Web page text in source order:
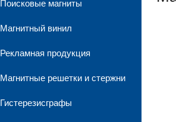
Поисковые магниты
Магнитный винил
Рекламная продукция
Магнитные решетки и стержни
Гистерезисграфы